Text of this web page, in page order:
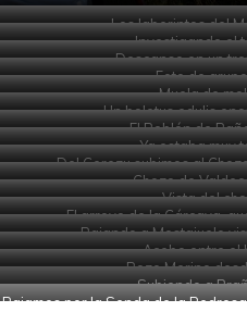
Los laberintos del
Investigando el
Descanso en un
Foto de
Muela de
Un boletus edulis
El Roblón de
Ya estaba muy
Del Cerezu subimos al
Chozo de
Vista del
El arroyo de la Cárcava,
Bajando a Mostajuelo
Acebo entre el
Pozo Merino
Subiendo a
Bajamos por la Senda de la